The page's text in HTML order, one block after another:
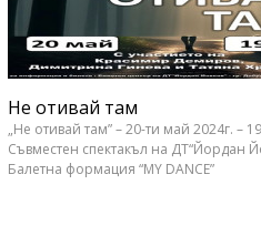
Не отивай там
„Не отивай там” – 20-ти май 2024г. –
Съвместен спектакъл на ДТ“Йордан
Балетна формация “MY DANCE”